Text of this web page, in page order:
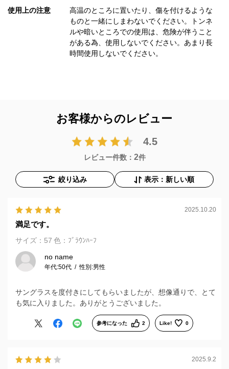
使用上の注意
高温のところに置いたり、傷を付けるような
ものと一緒にしまわないでください。トンネ
ルや暗いところでの使用は、危険が伴うこと
がある為、使用しないでください。あまり長
時間使用しないでください。
お客様からのレビュー
4.5
レビュー件数： 2件
絞り込み 表示：新しい順
2025.10.20
満足です。
サイズ：57 色：ﾌﾞﾗｳﾝﾊｰﾌ
no name
年代:50代 性別:男性
サングラスを度付きにしてもらいましたが、想像通りで、とて
も気に入りました。ありがとうございました。
参考になった 2 Like! 0
2025.9.2